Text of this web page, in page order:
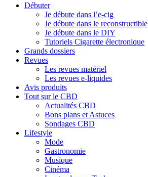
Débuter
Je débute dans l’e-cig
Je débute dans le reconstructible
Je débute dans le DIY
Tutoriels Cigarette électronique
Grands dossiers
Revues
Les revues matériel
Les revues e-liquides
Avis produits
Tout sur le CBD
Actualités CBD
Bons plans et Astuces
Sondages CBD
Lifestyle
Mode
Gastronomie
Musique
Cinéma